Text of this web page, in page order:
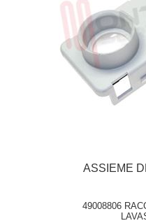
ASSIEME
49008806